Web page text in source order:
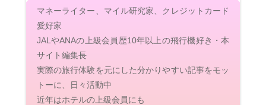
マネーライター、マイル研究家、クレジットカード
愛好家
JALやANAの上級会員歴10年以上の飛行機好き・本
サイト編集長
実際の旅行体験を元にした分かりやすい記事をモッ
トーに、日々活動中
近年はホテルの上級会員にも